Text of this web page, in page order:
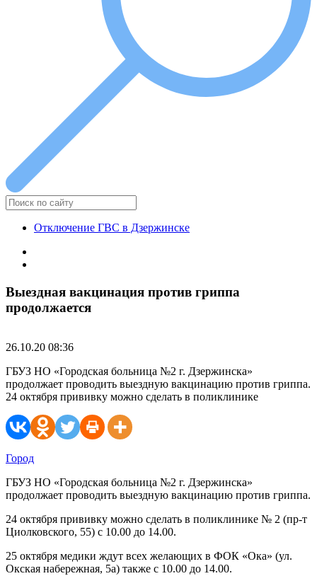
Отключение ГВС в Дзержинске
Выездная вакцинация против гриппа
продолжается
26.10.20 08:36
ГБУЗ НО «Городская больница №2 г. Дзержинска»
продолжает проводить выездную вакцинацию против гриппа.
24 октября прививку можно сделать в поликлинике
Город
ГБУЗ НО «Городская больница №2 г. Дзержинска»
продолжает проводить выездную вакцинацию против гриппа.
24 октября прививку можно сделать в поликлинике № 2 (пр-т
Циолковского, 55) с 10.00 до 14.00.
25 октября медики ждут всех желающих в ФОК «Ока» (ул.
Окская набережная, 5а) также с 10.00 до 14.00.